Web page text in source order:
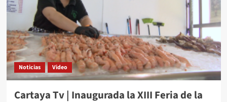
Noticias Video
Cartaya Tv | Inaugurada la XIII Feria de la